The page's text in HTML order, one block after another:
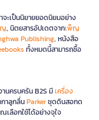
ะเป็นนิยายยอดนิยมอย่าง
, นิตยสารอัปเดตจากเพ็ญ
Publishing, หนังสือ
ทั้งหมดนี้สามารถซื้อ
นครบครัน B2S มีเครื่อง
าลูกลื่นParkerชุดดินสอกด
เลือกใช้ได้อย่างจุใจ